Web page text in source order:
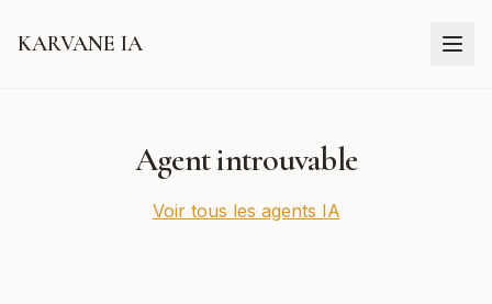
KARVANE IA
Agent introuvable
Voir tous les agents IA